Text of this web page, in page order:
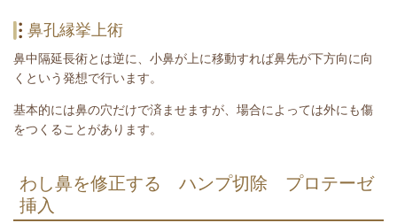
鼻孔縁挙上術
鼻中隔延長術とは逆に、小鼻が上に移動すれば鼻先が下方向に向
くという発想で行います。
基本的には鼻の穴だけで済ませますが、場合によっては外にも傷
をつくることがあります。
わし鼻を修正する ハンプ切除 プロテーゼ
挿入